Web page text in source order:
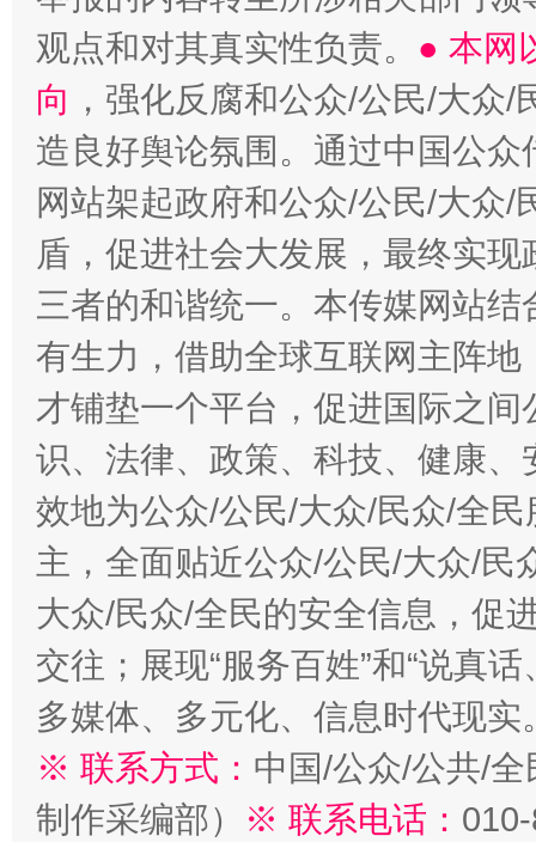
观点和对其真实性负责。 ● 本网
向 ，强化反腐和公众/公民/大众
造良好舆论氛围。通过中国公
网站架起政府和公众/公民/大众
盾，促进社会大发展，最终实
三者的和谐统一。本传媒网站
有生力，借助全球互联网主阵
才铺垫一个平台，促进国际之
识、法律、政策、科技、健康
效地为公众/公民/大众/民众/全
主，全面贴近公众/公民/大众/民
大众/民众/全民的安全信息，促
交往；展现“服务百姓”和“说真
多媒体、多元化、信息时代现实
※ 联系方式： 中国/公众/公共/
制作采编部）
※ 联系电话：